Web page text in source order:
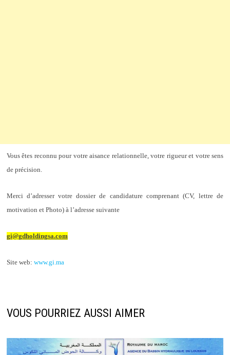
Vous êtes reconnu pour votre aisance relationnelle, votre rigueur et votre sens
de précision.
Merci d’adresser votre dossier de candidature comprenant (CV, lettre de
motivation et Photo) à l’adresse suivante
gi@gdholdingsa.com
Site web: www.gi.ma
VOUS POURRIEZ AUSSI AIMER